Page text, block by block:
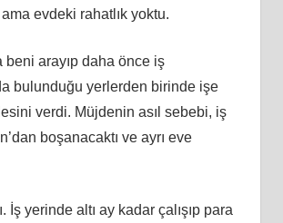
evdeki rahatlık yoktu.
beni arayıp daha önce iş
bulunduğu yerlerden birinde işe
verdi. Müjdenin asıl sebebi, iş
boşanacaktı ve ayrı eve
İş yerinde altı ay kadar çalışıp para